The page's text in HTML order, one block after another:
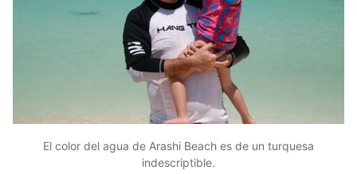
El color del agua de Arashi Beach es de un turquesa
indescriptible.